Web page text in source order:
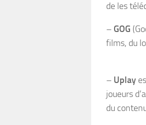
de les
– GOG
films, du
– Uplay
joueurs
du